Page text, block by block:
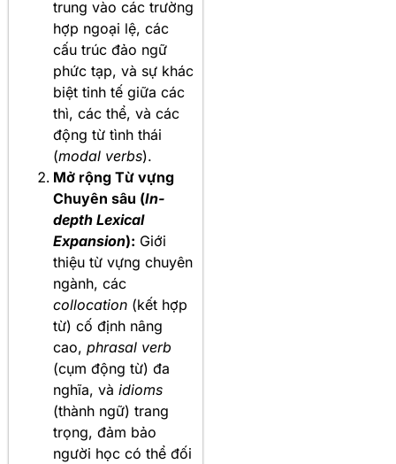
trung vào các trường
hợp ngoại lệ, các
cấu trúc đảo ngữ
phức tạp, và sự khác
biệt tinh tế giữa các
thì, các thể, và các
động từ tình thái
(modal verbs).
Mở rộng Từ vựng
Chuyên sâu (In-
depth Lexical
Expansion): Giới
thiệu từ vựng chuyên
ngành, các
collocation (kết hợp
từ) cố định nâng
cao, phrasal verb
(cụm động từ) đa
nghĩa, và idioms
(thành ngữ) trang
trọng, đảm bảo
người học có thể đối